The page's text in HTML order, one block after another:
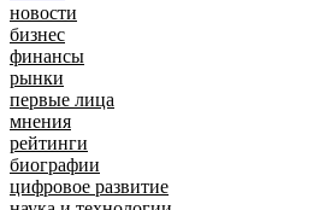
новости
бизнес
финансы
рынки
первые лица
мнения
рейтинги
биографии
цифровое развитие